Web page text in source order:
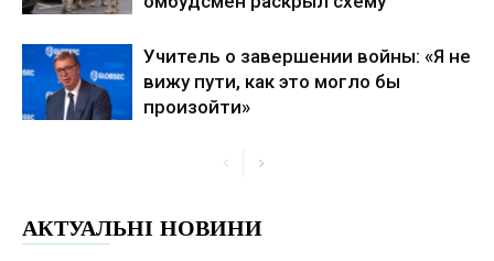
Учитель о завершении войны: «Я не
вижу пути, как это могло бы
произойти»
АКТУАЛЬНІ НОВИНИ